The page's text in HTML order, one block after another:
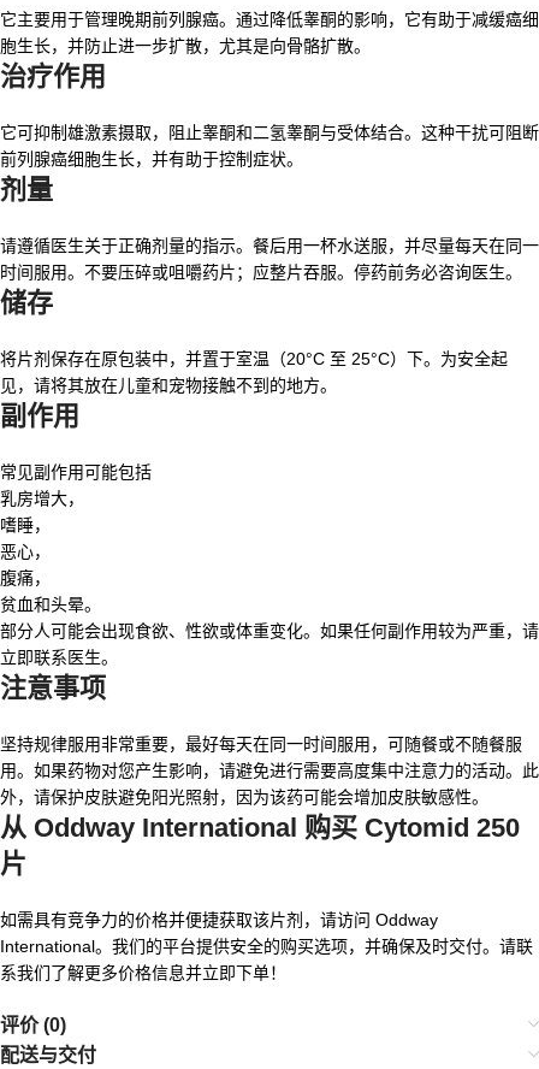
它主要用于管理晚期前列腺癌。通过降低睾酮的影响，它有助于减缓癌细
胞生长，并防止进一步扩散，尤其是向骨骼扩散。
治疗作用
它可抑制雄激素摄取，阻止睾酮和二氢睾酮与受体结合。这种干扰可阻断
前列腺癌细胞生长，并有助于控制症状。
剂量
请遵循医生关于正确剂量的指示。餐后用一杯水送服，并尽量每天在同一
时间服用。不要压碎或咀嚼药片；应整片吞服。停药前务必咨询医生。
储存
将片剂保存在原包装中，并置于室温（20°C 至 25°C）下。为安全起
见，请将其放在儿童和宠物接触不到的地方。
副作用
常见副作用可能包括
乳房增大，
嗜睡，
恶心，
腹痛，
贫血和头晕。
部分人可能会出现食欲、性欲或体重变化。如果任何副作用较为严重，请
立即联系医生。
注意事项
坚持规律服用非常重要，最好每天在同一时间服用，可随餐或不随餐服
用。如果药物对您产生影响，请避免进行需要高度集中注意力的活动。此
外，请保护皮肤避免阳光照射，因为该药可能会增加皮肤敏感性。
从 Oddway International 购买 Cytomid 250
片
如需具有竞争力的价格并便捷获取该片剂，请访问 Oddway
International。我们的平台提供安全的购买选项，并确保及时交付。请联
系我们了解更多价格信息并立即下单！
评价 (0)
配送与交付